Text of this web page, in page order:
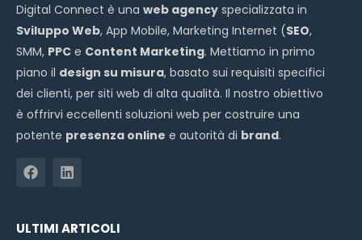
Digital Connect è una web agency specializzata in
Sviluppo Web, App Mobile, Marketing Internet (SEO,
SMM, PPC e Content Marketing. Mettiamo in primo
piano il design su misura, basato sui requisiti specifici
dei clienti, per siti web di alta qualità. Il nostro obiettivo
è offrirvi eccellenti soluzioni web per costruire una
potente presenza online e autorità di brand.
ULTIMI ARTICOLI